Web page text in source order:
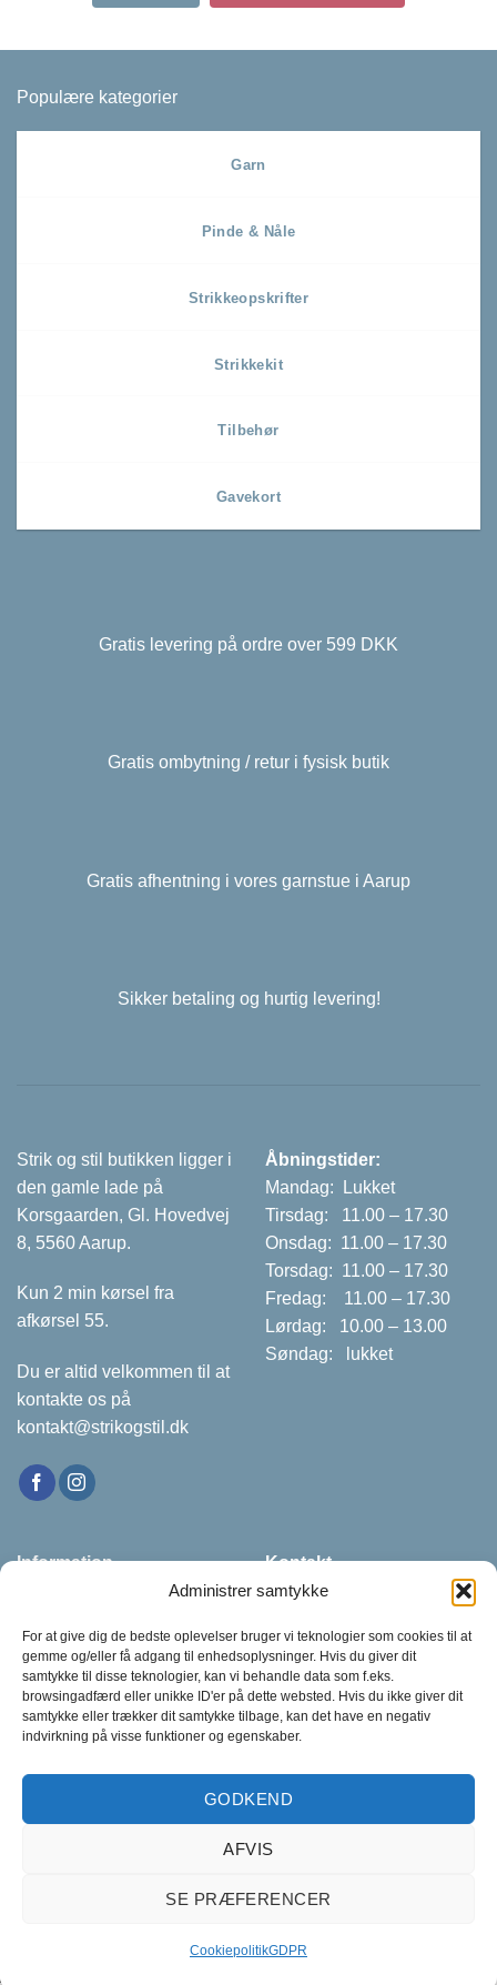
Administrer samtykke
For at give dig de bedste oplevelser bruger vi teknologier som cookies til at
gemme og/eller få adgang til enhedsoplysninger. Hvis du giver dit
samtykke til disse teknologier, kan vi behandle data som f.eks.
browsingadfærd eller unikke ID'er på dette websted. Hvis du ikke giver dit
samtykke eller trækker dit samtykke tilbage, kan det have en negativ
indvirkning på visse funktioner og egenskaber.
GODKEND
AFVIS
SE PRÆFERENCER
CookiepolitikGDPR
Populære kategorier
Garn
Pinde & Nåle
Strikkeopskrifter
Strikkekit
Tilbehør
Gavekort
Gratis levering på ordre over 599 DKK
Gratis ombytning / retur i fysisk butik
Gratis afhentning i vores garnstue i Aarup
Sikker betaling og hurtig levering!
Strik og stil butikken ligger i
den gamle lade på
Korsgaarden, Gl. Hovedvej
8, 5560 Aarup.
Kun 2 min kørsel fra
afkørsel 55.
Du er altid velkommen til at
kontakte os på
kontakt@strikogstil.dk
Åbningstider:
Mandag: Lukket
Tirsdag: 11.00 – 17.30
Onsdag: 11.00 – 17.30
Torsdag: 11.00 – 17.30
Fredag: 11.00 – 17.30
Lørdag: 10.00 – 13.00
Søndag: lukket
Information
Handelsbetingelser
Arrangementer
Kontakt
Udfyld kontaktformularen
ved at trykke på knappen
nedenfor
Kontaktformular
© Copyright 2026 © 101-Odense - All rights reserved
// Kode for udsolgte varer